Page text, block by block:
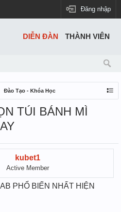
Đăng nhập
Đào Tạo - Khóa Học
TÚI BÁNH MÌ
kubet1
Active Member
PHỔ BIẾN NHẤT HIỆN
DIỄN ĐÀN THÀNH VIÊN